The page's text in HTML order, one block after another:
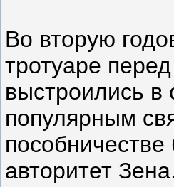
Во вторую
тротуаре
выстроились в
популярным
авторитет